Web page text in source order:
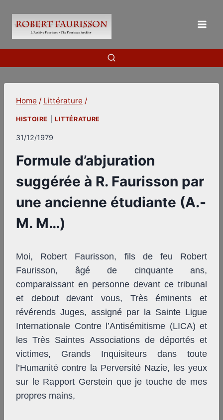
content
Home / Littérature /
HISTOIRE LITTÉRATURE
31/12/1979
Formule d’abjuration
suggérée à R. Faurisson par
une ancienne étudiante (A.-
M. M…)
Moi, Robert Faurisson, fils de feu Robert
Faurisson, âgé de cinquante ans,
comparaissant en personne devant ce tribunal
et debout devant vous, Très éminents et
révérends Juges, assigné par la Sainte Ligue
Internationale Contre l’Antisémitisme (LICA) et
les Très Saintes Associations de déportés et
victimes, Grands Inquisiteurs dans toute
l’Humanité contre la Perversité Nazie, les yeux
sur le Rapport Gerstein que je touche de mes
propres mains,